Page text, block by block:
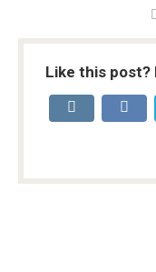
Like this post?